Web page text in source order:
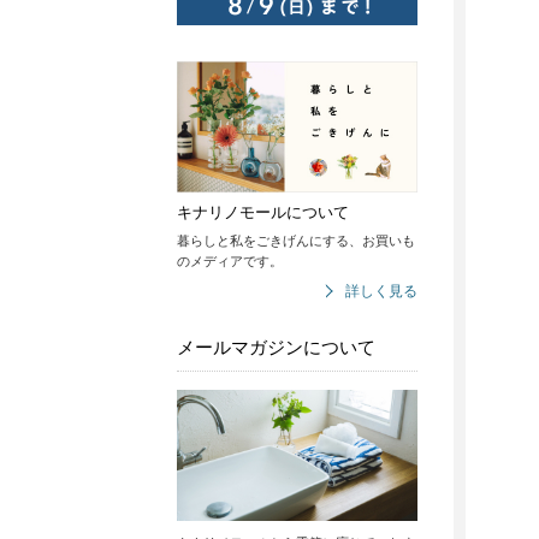
キナリノモールについて
暮らしと私をごきげんにする、お買いも
のメディアです。
詳しく見る
メールマガジンについて